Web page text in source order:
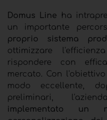
Domus Line ha
un importante
proprio sistema
ottimizzare
rispondere con
mercato. Con
modo eccellente,
preliminari,
implementato un